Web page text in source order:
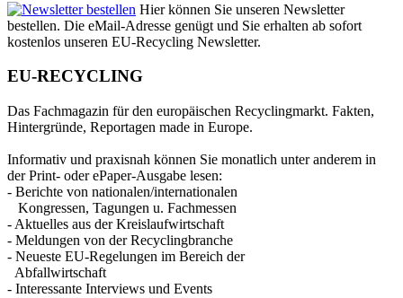
Hier können Sie unseren Newsletter
bestellen. Die eMail-Adresse genügt und Sie erhalten ab sofort
kostenlos unseren EU-Recycling Newsletter.
EU-RECYCLING
Das Fachmagazin für den europäischen Recyclingmarkt. Fakten,
Hintergründe, Reportagen made in Europe.
Informativ und praxisnah können Sie monatlich unter anderem in
der Print- oder ePaper-Ausgabe lesen:
- Berichte von nationalen/internationalen
Kongressen, Tagungen u. Fachmessen
- Aktuelles aus der Kreislaufwirtschaft
- Meldungen von der Recyclingbranche
- Neueste EU-Regelungen im Bereich der
Abfallwirtschaft
- Interessante Interviews und Events